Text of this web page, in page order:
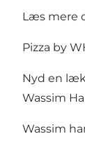
Læs mere
Pizza by
Nyd en
Wassim
Wassim